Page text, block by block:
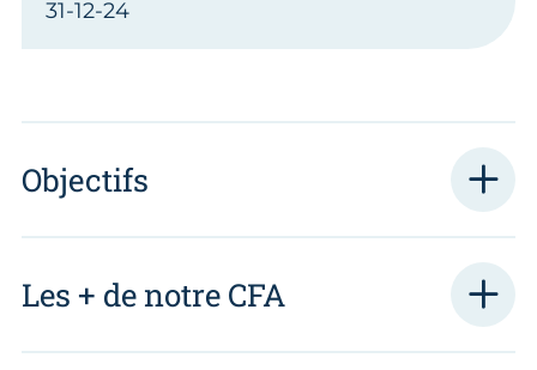
31-12-24
Objectifs
Les + de notre CFA